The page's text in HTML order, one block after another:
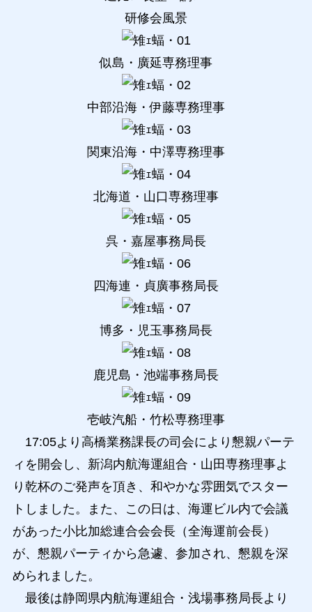
研修会風景
似島・廣延専務理事
中部沿海・伊藤専務理事
関東沿海・中澤専務理事
北海道・山口専務理事
呉・嘉屋事務局長
四海連・貞廣事務局長
博多・児玉事務局長
鹿児島・池端事務局長
壱岐汽船・竹松専務理事
17:05より高橋業務課長の司会により懇親パーテ
ィを開会し、新潟内航海運組合・山田専務理事よ
り乾杯のご発声を頂き、和やかな雰囲気でスター
トしました。また、この日は、海運ビル内で会議
があった小比加総連合会会長（全海運前会長）
が、懇親パーティから急遽、参加され、懇親を深
められました。
最後は静岡県内航海運組合・浅場事務局長より